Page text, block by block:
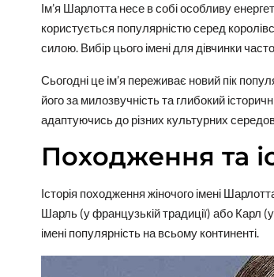
Ім’я Шарлотта несе в собі особливу
користується популярністю серед
силою. Вибір цього імені для дівчинки
Сьогодні це ім’я переживає новий пік
його за милозвучність та глибокий
адаптуючись до різних культурних
Походження та
Історія походження жіночого імені
Шарль (у французькій традиції) або Карл
імені популярність на всьому континенті.